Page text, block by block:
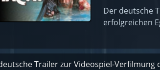
Der deutsche
erfolgreichen
Trailer zur Videospiel-Verfilmung